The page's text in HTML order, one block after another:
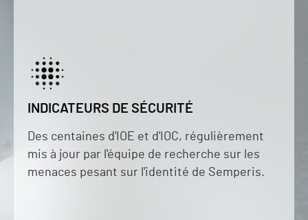
INDICATEURS DE SÉCURITÉ
Des centaines d'IOE et d'IOC, régulièrement
mis à jour par l'équipe de recherche sur les
menaces pesant sur l'identité de Semperis.